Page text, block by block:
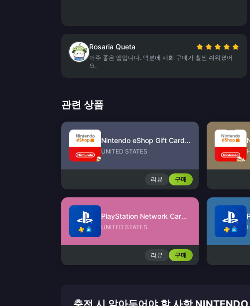
Rosaria Queta
아주 좋은 앱입니다. 덕분에 재화 구매가 훨씬 쉬워졌어
요.
관련 상품
Nintendo eShop Gift Card (US)
UNITED STATES
리뷰 구매
PlayStation Network Card (US)
UNITED STATES
리뷰 구매